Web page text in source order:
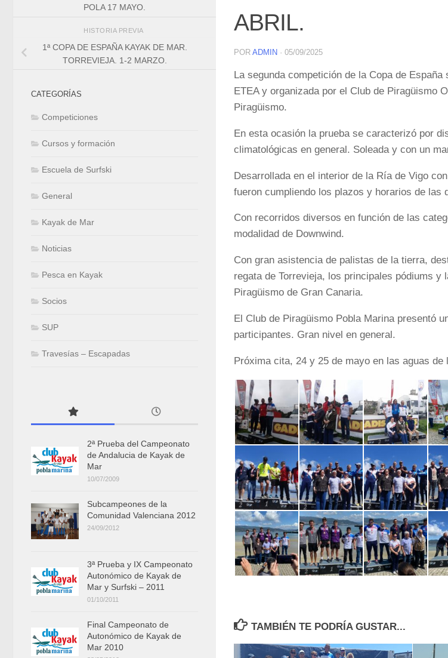
ABRIL.
POR ADMIN · 05/09/2025
La segunda competición de la Copa de
ETEA y organizada por el Club de Piragüismo
Piragüismo.
En esta ocasión la prueba se caracterizó por
climatológicas en general. Soleada y con un
Desarrollada en el interior de la Ría de Vigo
fueron cumpliendo los plazos y horarios de las
Con recorridos diversos en función de las
modalidad de Downwind.
Con gran asistencia de palistas de la tierra,
regata de Torrevieja, los principales pódiums
Piragüismo de Gran Canaria.
El Club de Piragüismo Pobla Marina presentó
participantes. Gran nivel en general.
Próxima cita, 24 y 25 de mayo en las aguas
TAMBIÉN TE PODRÍA GUSTAR...
POLA 17 MAYO.
HISTORIA PREVIA
1ª COPA DE ESPAÑA KAYAK DE MAR.
TORREVIEJA. 1-2 MARZO.
CATEGORÍAS
Competiciones
Cursos y formación
Escuela de Surfski
General
Kayak de Mar
Noticias
Pesca en Kayak
Socios
SUP
Travesías – Escapadas
2ª Prueba del Campeonato
de Andalucia de Kayak de
Mar
10/07/2009
Subcampeones de la
Comunidad Valenciana 2012
24/09/2012
3ª Prueba y IX Campeonato
Autonómico de Kayak de
Mar y Surfski – 2011
01/10/2011
Final Campeonato de
Autonómico de Kayak de
Mar 2010